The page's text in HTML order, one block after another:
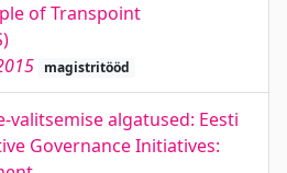
of Transpoint
magistritööd
valitsemise algatused: Eesti
Governance Initiatives: